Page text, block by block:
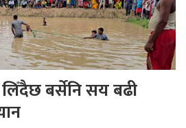
बर्सेनि सय बढी